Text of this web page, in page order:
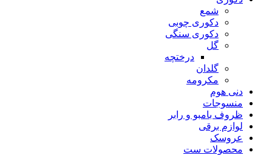
شمع
دکوری چوبی
دکوری سنگی
گل
درختچه
گلدان
مکرومه
دنی هوم
منسوجات
ظروف بامبو و رابر
لوازم برقی
عروسک
محصولات ست